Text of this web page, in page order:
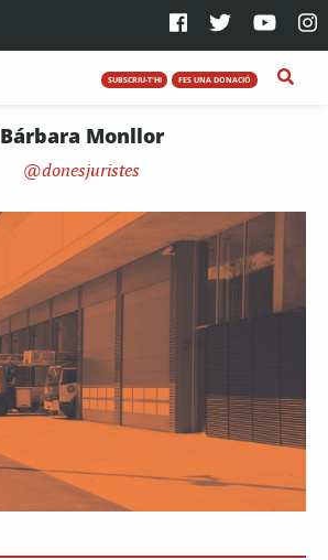
SUBSCRIU-T'HI FES UNA DONACIÓ
Bárbara Monllor
donesjuristes